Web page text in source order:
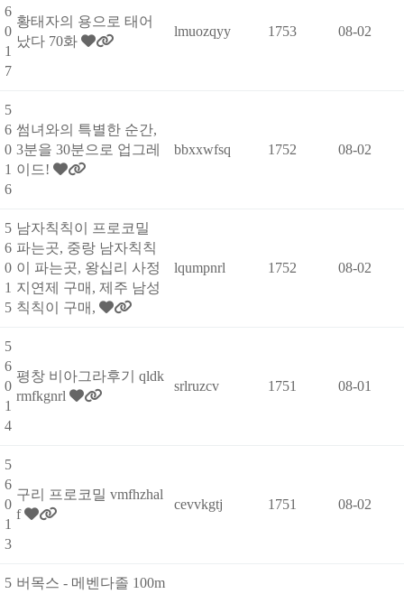
6
0
1
7
황태자의 용으로 태어
났다 70화
lmuozqyy 1753 08-02
5
6
0
1
6
썸녀와의 특별한 순간,
3분을 30분으로 업그레
이드!
bbxxwfsq 1752 08-02
5
6
0
1
5
남자칙칙이 프로코밀
파는곳, 중랑 남자칙칙
이 파는곳, 왕십리 사정
지연제 구매, 제주 남성
칙칙이 구매,
lqumpnrl 1752 08-02
5
6
0
1
4
평창 비아그라후기 qldk
rmfkgnrl
srlruzcv 1751 08-01
5
6
0
1
3
구리 프로코밀 vmfhzhal
f
cevvkgtj 1751 08-02
5 버목스 - 메벤다졸 100m